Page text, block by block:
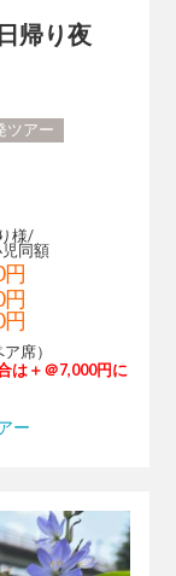
帰り夜
ツアー
様/
同額
席）
は＋＠7,000円に
ー